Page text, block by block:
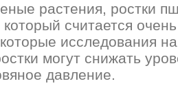
растения, ростки
считается
исследования
могут снижать
давление.